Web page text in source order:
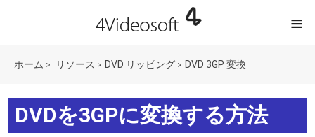
≡
ホーム > リソース > DVD リッピング > DVD 3GP 変換
DVDを3GPに変換する方法